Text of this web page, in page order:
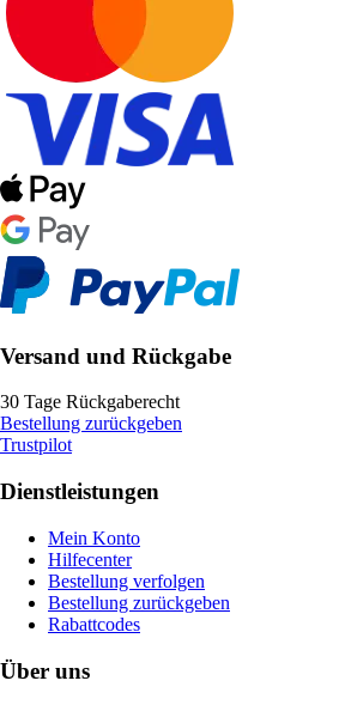
Versand und Rückgabe
30 Tage Rückgaberecht
Bestellung zurückgeben
Trustpilot
Dienstleistungen
Mein Konto
Hilfecenter
Bestellung verfolgen
Bestellung zurückgeben
Rabattcodes
Über uns